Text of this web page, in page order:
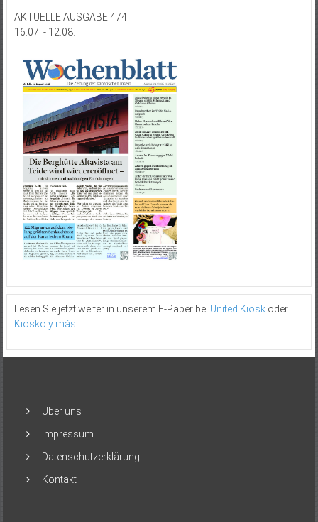
AKTUELLE AUSGABE 474
16.07. - 12.08.
Lesen Sie jetzt weiter in unserem E-Paper bei United Kioskoder
Kiosko y más
Über uns
Impressum
Datenschutzerklärung
Kontakt